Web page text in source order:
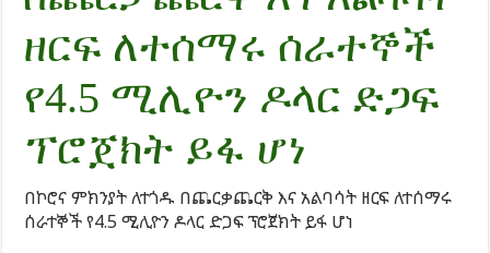
ዘርፍ ለተሰማሩ ሰራተኞች
የ4.5 ሚሊዮን ዶላር ድጋፍ
ፕሮጀክት ይፋ ሆነ
በኮሮና ምክንያት ለተጎዱ በጨርቃጨርቅ እና አልባሳት ዘርፍ ለተሰማሩ
ሰራተኞች የ4.5 ሚሊዮን ዶላር ድጋፍ ፕሮጀክት ይፋ ሆነ